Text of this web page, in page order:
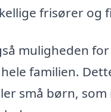
frisører og
muligheden
familien.
små børn,